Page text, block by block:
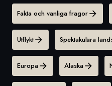
Fakta och vanliga fragor
Utflykt Spektakulära
Europa Alaska